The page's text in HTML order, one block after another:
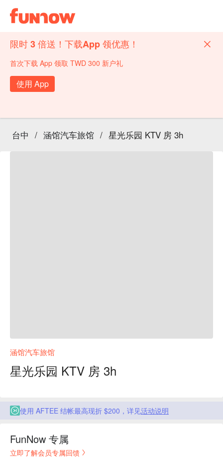
限时 3 倍送！下载App 领优惠！
首次下载 App 领取 TWD 300 新户礼
使用 App
台中 / 涵馆汽车旅馆 / 星光乐园 KTV 房 3h
涵馆汽车旅馆
星光乐园 KTV 房 3h
使用 AFTEE 结帐最高现折 $200，详见活动说明
FunNow 专属
立即了解会员专属回馈